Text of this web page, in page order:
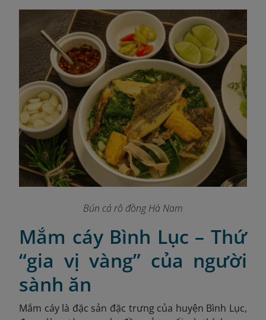
Bún cá rô đồng Hà Nam
Mắm cáy Bình Lục – Thứ
“gia vị vàng” của người
sành ăn
Mắm cáy là đặc sản đặc trưng của huyện Bình Lục,